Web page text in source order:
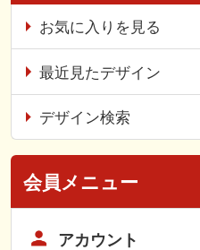
お気に入りを見る
最近見たデザイン
デザイン検索
会員メニュー
アカウント